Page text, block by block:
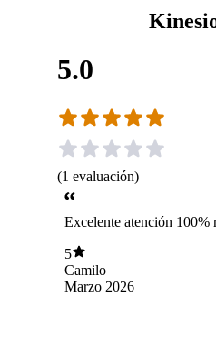
5.0
(1 evaluación)
Excelente atención 100%
5
Camilo
Marzo 2026